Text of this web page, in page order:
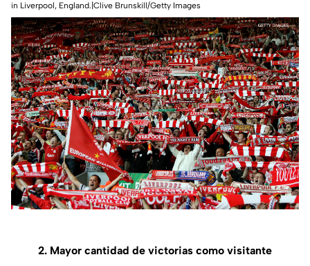
in Liverpool, England.|Clive Brunskill/Getty Images
2. Mayor cantidad de victorias como visitante